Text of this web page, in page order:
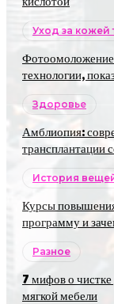
Уход за кожей
технологии,
Здоровье
Амблиопия:
трансплантации
История
Курсы
программу и
Разное
7 мифов о
мягкой мебели